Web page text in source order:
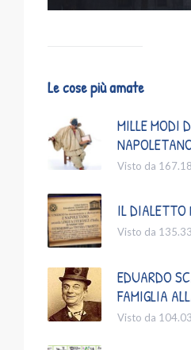
Le cose più amate
MILLE MODI
Visto da
IL DIALETTO
Visto da
EDUARDO
FAMIGLIA
Visto da